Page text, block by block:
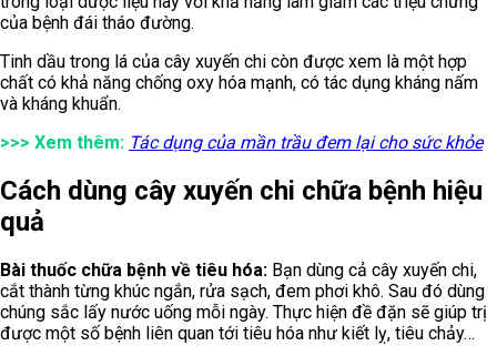
của bệnh đái tháo đường.
Tinh dầu trong lá của cây xuyến chi còn được xem là một hợp
chất có khả năng chống oxy hóa mạnh, có tác dụng kháng nấm
và kháng khuẩn.
>>> Xem thêm: Tác dụng của mần trầu đem lại cho sức khỏe
Cách dùng cây xuyến chi chữa bệnh hiệu
quả
Bài thuốc chữa bệnh về tiêu hóa: Bạn dùng cả cây xuyến chi,
cắt thành từng khúc ngắn, rửa sạch, đem phơi khô. Sau đó dùng
chúng sắc lấy nước uống mỗi ngày. Thực hiện đề đặn sẽ giúp trị
được một số bệnh liên quan tới tiêu hóa như kiết lỵ, tiêu chảy…